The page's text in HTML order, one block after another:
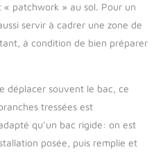
« patchwork » au sol. Pour un
servir à cadrer une zone de
à condition de bien préparer
déplacer souvent le bac, ce
tressées est
qu’un bac rigide: on est
posée, puis remplie et